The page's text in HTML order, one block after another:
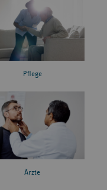
Pflege
Ärzte